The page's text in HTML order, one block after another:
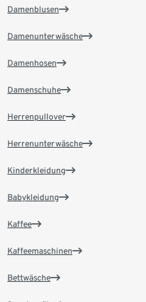
Damenblusen
Damenunterwäsche
Damenhosen
Damenschuhe
Herrenpullover
Herrenunterwäsche
Kinderkleidung
Babykleidung
Kaffee
Kaffeemaschinen
Bettwäsche